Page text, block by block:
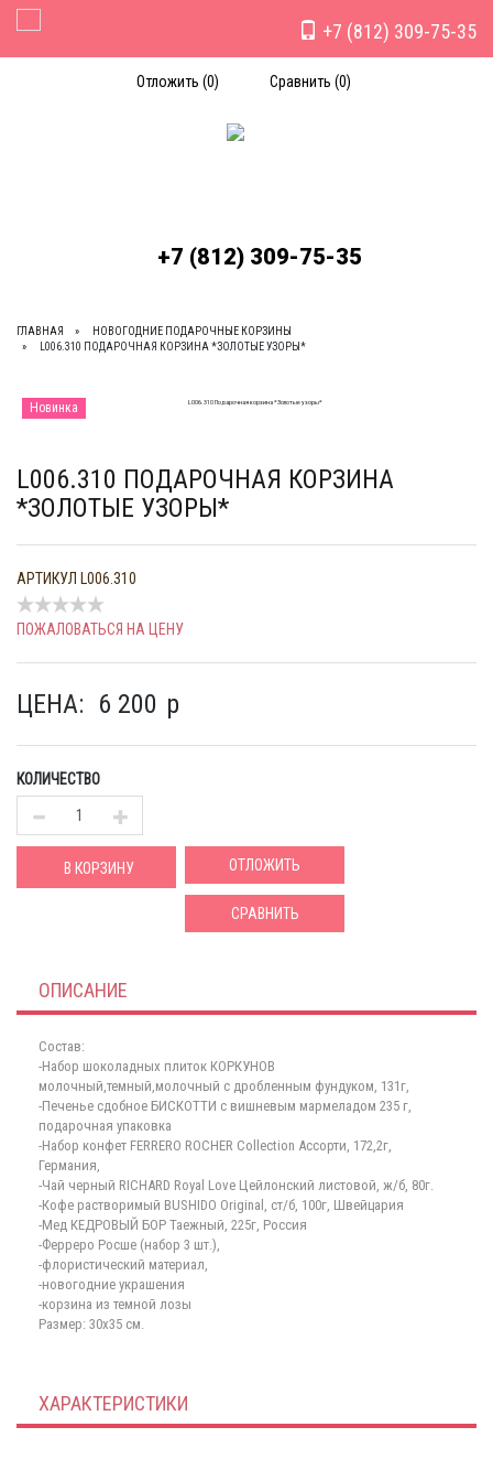
Отложить (0) Сравнить (0)
+7 (812) 309-75-35
+7 (812) 309-75-35
Toggle Navigation
ГЛАВНАЯ
НОВОГОДНИЕ ПОДАРОЧНЫЕ КОРЗИНЫ
L006.310 ПОДАРОЧНАЯ КОРЗИНА *ЗОЛОТЫЕ УЗОРЫ*
Новинка
L006.310 ПОДАРОЧНАЯ КОРЗИНА
*ЗОЛОТЫЕ УЗОРЫ*
АРТИКУЛ L006.310
ПОЖАЛОВАТЬСЯ НА ЦЕНУ
ЦЕНА: 6 200 p
КОЛИЧЕСТВО
В КОРЗИНУ ОТЛОЖИТЬ
СРАВНИТЬ
ОПИСАНИЕ
Состав:
-Набор шоколадных плиток КОРКУНОВ
молочный,темный,молочный с дробленным фундуком, 131г,
-Печенье сдобное БИСКОТТИ с вишневым мармеладом 235 г,
подарочная упаковка
-Набор конфет FERRERO ROCHER Collection Ассорти, 172,2г,
Германия,
-Чай черный RICHARD Royal Love Цейлонский листовой, ж/б, 80г.
-Кофе растворимый BUSHIDO Original, ст/б, 100г, Швейцария
-Мед КЕДРОВЫЙ БОР Таежный, 225г, Россия
-Ферреро Росше (набор 3 шт.),
-флористический материал,
-новогодние украшения
-корзина из темной лозы
Размер: 30х35 см.
ХАРАКТЕРИСТИКИ